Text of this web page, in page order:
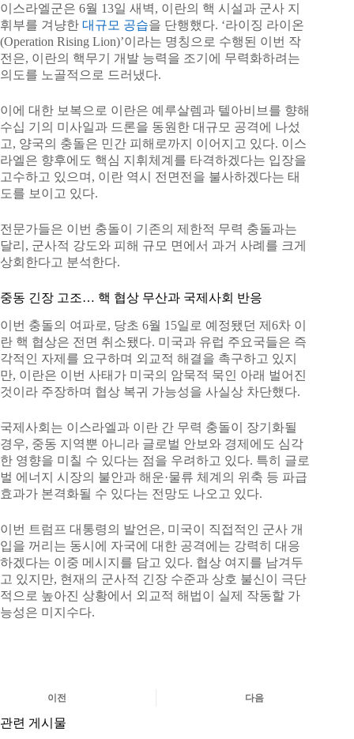
이스라엘군은 6월 13일 새벽, 이란의 핵 시설과 군사 지
휘부를 겨냥한 대규모 공습을 단행했다. ‘라이징 라이온
(Operation Rising Lion)’이라는 명칭으로 수행된 이번 작
전은, 이란의 핵무기 개발 능력을 조기에 무력화하려는
의도를 노골적으로 드러냈다.
이에 대한 보복으로 이란은 예루살렘과 텔아비브를 향해
수십 기의 미사일과 드론을 동원한 대규모 공격에 나섰
고, 양국의 충돌은 민간 피해로까지 이어지고 있다. 이스
라엘은 향후에도 핵심 지휘체계를 타격하겠다는 입장을
고수하고 있으며, 이란 역시 전면전을 불사하겠다는 태
도를 보이고 있다.
전문가들은 이번 충돌이 기존의 제한적 무력 충돌과는
달리, 군사적 강도와 피해 규모 면에서 과거 사례를 크게
상회한다고 분석한다.
중동 긴장 고조… 핵 협상 무산과 국제사회 반응
이번 충돌의 여파로, 당초 6월 15일로 예정됐던 제6차 이
란 핵 협상은 전면 취소됐다. 미국과 유럽 주요국들은 즉
각적인 자제를 요구하며 외교적 해결을 촉구하고 있지
만, 이란은 이번 사태가 미국의 암묵적 묵인 아래 벌어진
것이라 주장하며 협상 복귀 가능성을 사실상 차단했다.
국제사회는 이스라엘과 이란 간 무력 충돌이 장기화될
경우, 중동 지역뿐 아니라 글로벌 안보와 경제에도 심각
한 영향을 미칠 수 있다는 점을 우려하고 있다. 특히 글로
벌 에너지 시장의 불안과 해운·물류 체계의 위축 등 파급
효과가 본격화될 수 있다는 전망도 나오고 있다.
이번 트럼프 대통령의 발언은, 미국이 직접적인 군사 개
입을 꺼리는 동시에 자국에 대한 공격에는 강력히 대응
하겠다는 이중 메시지를 담고 있다. 협상 여지를 남겨두
고 있지만, 현재의 군사적 긴장 수준과 상호 불신이 극단
적으로 높아진 상황에서 외교적 해법이 실제 작동할 가
능성은 미지수다.
이전 다음
관련 게시물